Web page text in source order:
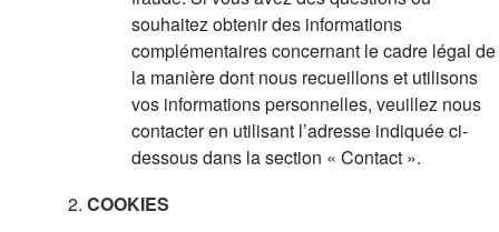
souhaitez obtenir des informations
complémentaires concernant le cadre légal de
la manière dont nous recueillons et utilisons
vos informations personnelles, veuillez nous
contacter en utilisant l’adresse indiquée ci-
dessous dans la section « Contact ».
COOKIES